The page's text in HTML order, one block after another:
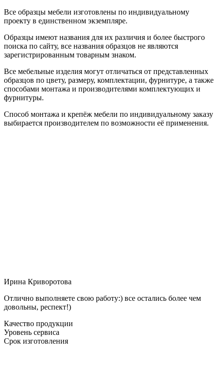
Все образцы мебели изготовлены по индивидуальному
проекту в единственном экземпляре.
Образцы имеют названия для их различия и более быстрого
поиска по сайту, все названия образцов не являются
зарегистрированным товарным знаком.
Все мебельные изделия могут отличаться от представленных
образцов по цвету, размеру, комплектации, фурнитуре, а также
способами монтажа и производителями комплектующих и
фурнитуры.
Способ монтажа и крепёж мебели по индивидуальному заказу
выбирается производителем по возможности её применения.
Ирина Криворотова
Отлично выполняете свою работу:) все остались более чем
довольны, респект!)
Качество продукции
Уровень сервиса
Срок изготовления